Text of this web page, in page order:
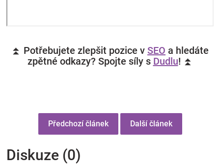
⏫ Potřebujete zlepšit pozice v SEO a hledáte
zpětné odkazy? Spojte síly s Dudlu! ⏫
Předchozí článek Další článek
Diskuze (0)